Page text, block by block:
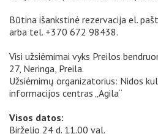
Būtina išankstinė rezervacija el.
arba tel. +370 672 98438.
Visi užsiėmimai vyks Preilos
27, Neringa, Preila.
Užsiėmimų organizatorius: Nidos
informacijos centras „Agila“
Visos datos:
Birželio 24 d. 11.00 val.